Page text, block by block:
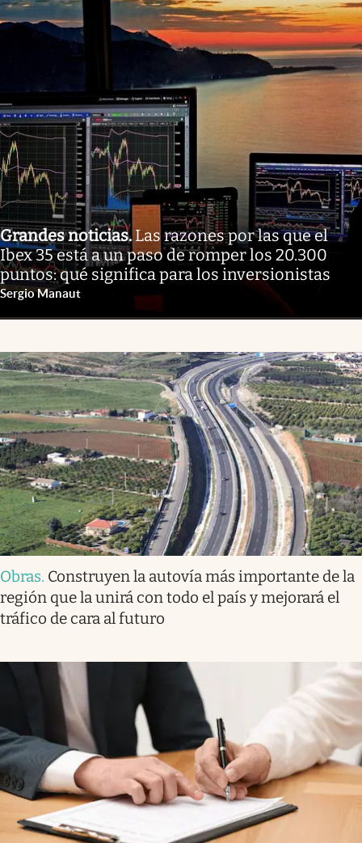
Grandes noticias.Las razones por las que el
Ibex 35 está a un paso de romper los 20.300
puntos: qué significa para los inversionistas
Sergio Manaut
Obras. Construyen la autovía más importante de la
región que la unirá con todo el país y mejorará el
tráfico de cara al futuro